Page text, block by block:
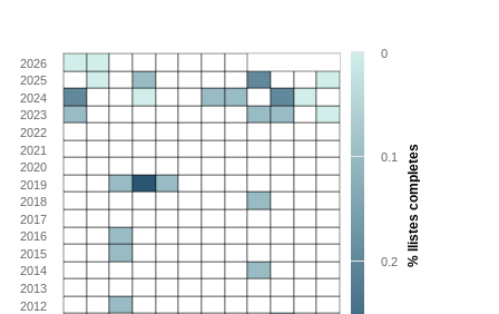
0
0.1
0.2 % llistes completes
2012
2013
2014
2015
2016
2017
2018
2019
2020
2021
2022
2023
2024
2025
2026